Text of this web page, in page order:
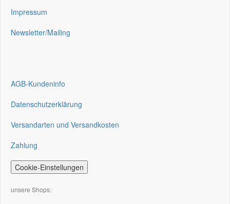
Impressum
Newsletter/Mailing
AGB-Kundeninfo
Datenschutzerklärung
Versandarten und Versandkosten
Zahlung
Cookie-Einstellungen
unsere Shops: